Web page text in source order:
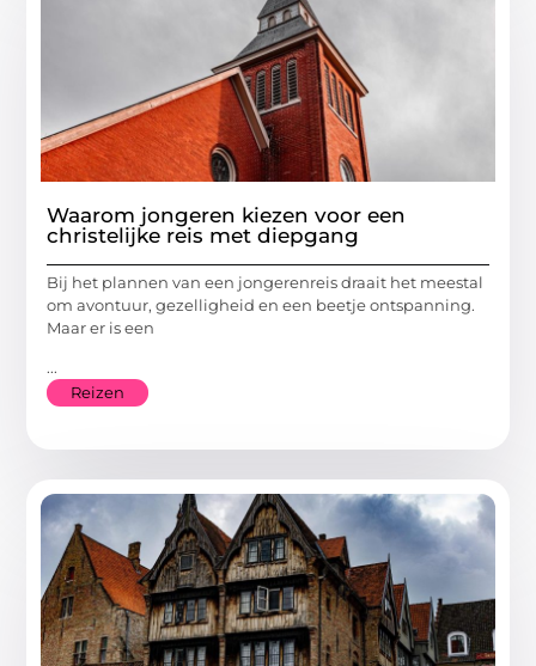
Waarom jongeren kiezen voor een
christelijke reis met diepgang
Bij het plannen van een jongerenreis draait het meestal
om avontuur, gezelligheid en een beetje ontspanning.
Maar er is een
...
Reizen